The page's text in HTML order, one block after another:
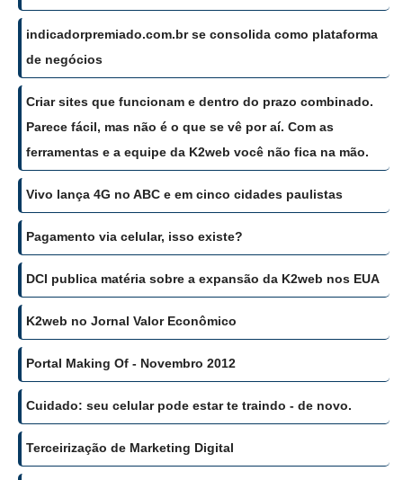
indicadorpremiado.com.br se consolida como plataforma
de negócios
Criar sites que funcionam e dentro do prazo combinado.
Parece fácil, mas não é o que se vê por aí. Com as
ferramentas e a equipe da K2web você não fica na mão.
Vivo lança 4G no ABC e em cinco cidades paulistas
Pagamento via celular, isso existe?
DCI publica matéria sobre a expansão da K2web nos EUA
K2web no Jornal Valor Econômico
Portal Making Of - Novembro 2012
Cuidado: seu celular pode estar te traindo - de novo.
Terceirização de Marketing Digital